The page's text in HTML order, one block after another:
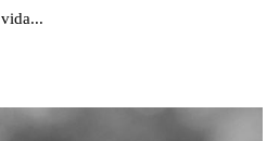
vida...